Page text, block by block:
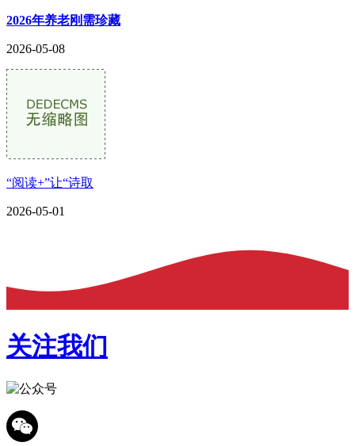
2026年养老刚需珍藏
2026-05-08
“阅读+”让“诗取
2026-05-01
关注我们